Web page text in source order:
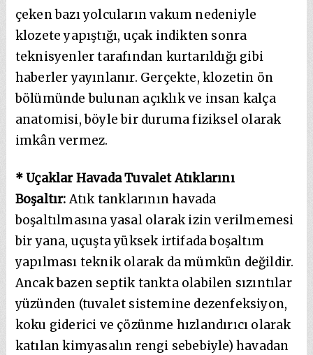
çeken bazı yolcuların vakum nedeniyle
klozete yapıştığı, uçak indikten sonra
teknisyenler tarafından kurtarıldığı gibi
haberler yayınlanır. Gerçekte, klozetin ön
bölümünde bulunan açıklık ve insan kalça
anatomisi, böyle bir duruma fiziksel olarak
imkân vermez.
* Uçaklar Havada Tuvalet Atıklarını
Boşaltır:Atık tanklarının havada
boşaltılmasına yasal olarak izin verilmemesi
bir yana, uçuşta yüksek irtifada boşaltım
yapılması teknik olarak da mümkün değildir.
Ancak bazen septik tankta olabilen sızıntılar
yüzünden (tuvalet sistemine dezenfeksiyon,
koku giderici ve çözünme hızlandırıcı olarak
katılan kimyasalın rengi sebebiyle) havadan